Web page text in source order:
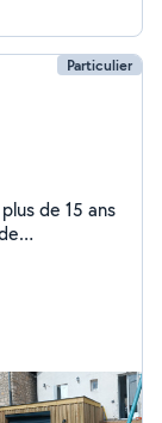
Particulier
de 15 ans
cuisine
suis